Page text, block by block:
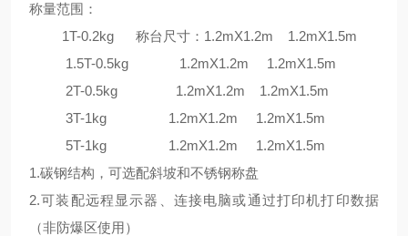
称量范围：
1T-0.2kg 称台尺寸： 1.2mX1.2m 1.2mX1.5m
1.5T-0.5kg 1.2mX1.2m 1.2mX1.5m
2T-0.5kg 1.2mX1.2m 1.2mX1.5m
3T-1kg 1.2mX1.2m 1.2mX1.5m
5T-1kg 1.2mX1.2m 1.2mX1.5m
1.碳钢结构，可选配斜坡和不锈钢称盘
2.可装配远程显示器、连接电脑或通过打印机打印数据
（非防爆区使用）